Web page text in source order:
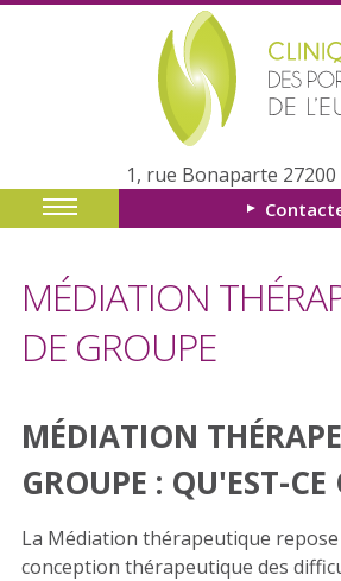
1, rue Bonaparte
MÉDIATION
DE GROUPE
MÉDIATION
GROUPE : QU'EST-CE
La Médiation thérapeutique
conception thérapeutique des